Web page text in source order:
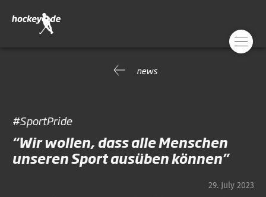
news
#SportPride
“Wir wollen, dass alle Menschen
unseren Sport ausüben können”
29. July 2023